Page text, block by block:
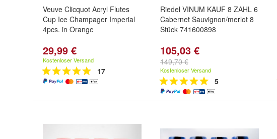
Veuve Clicquot Acryl Flutes
Cup Ice Champager Imperial
4pcs. in Orange
29,99 €
Kostenloser Versand
17
Riedel VINUM KAUF 8 ZAHL 6
Cabernet Sauvignon/merlot 8
Stück 741600898
105,03 €
149,70 €
Kostenloser Versand
5